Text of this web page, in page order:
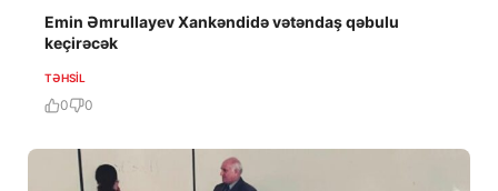
Emin Əmrullayev Xankəndidə vətəndaş qəbulu
keçirəcək
TƏHSIL
0 0